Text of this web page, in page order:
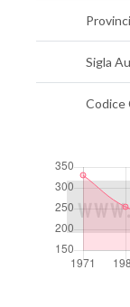
Sigla
Codice